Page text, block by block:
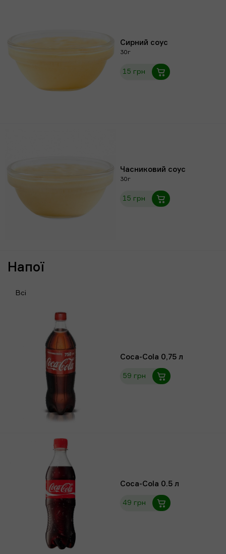
Сирний соус
30г
15 грн
Часниковий соус
30г
15 грн
Напої
Всі
Coca-Cola 0,75 л
59 грн
Coca-Cola 0.5 л
49 грн